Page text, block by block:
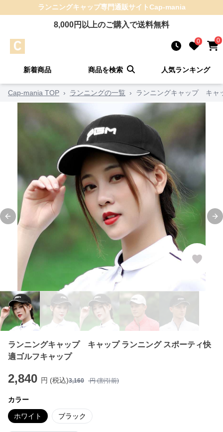
ランニングキャップ専門通販サイトCap-mania
8,000円以上のご購入で送料無料
0 0
新着商品 商品を検索 人気ランキング
Cap-mania TOP › ランニングの一覧 › ランニングキャップ キャ
Previous slide
ランニングキャップ キャップ ランニング スポーティ快
適ゴルフキャップ
2,840 円 (税込)3,160 円 (割引前)
カラー
ホワイト ブラック